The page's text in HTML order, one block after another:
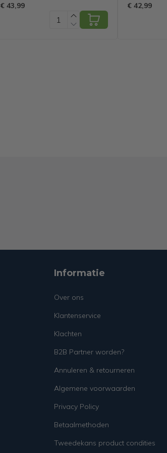
40m - Met
Afstandsbediening
€ 43,99 € 42,99
Informatie
Over ons
Klantenservice
Klachten
B2B Partner worden?
Annuleren & retourneren
Algemene voorwaarden
Privacy Policy
Betaalmethoden
Tweedekans product condities